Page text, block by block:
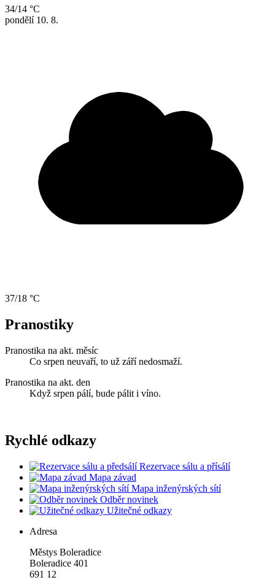
34/14 °C
pondělí 10. 8.
37/18 °C
Pranostiky
Pranostika na akt. měsíc
Co srpen neuvaří, to už září nedosmaží.
Pranostika na akt. den
Když srpen pálí, bude pálit i víno.
Rychlé odkazy
Rezervace sálu a přísálí
Mapa závad
Mapa inženýrských sítí
Odběr novinek
Užitečné odkazy
Adresa
Městys Boleradice
Boleradice 401
691 12